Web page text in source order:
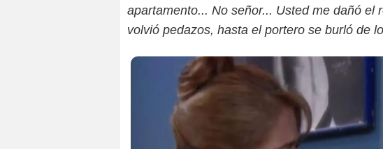
apartamento... No señor... Usted me dañó el
volvió pedazos, hasta el portero se burló de